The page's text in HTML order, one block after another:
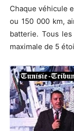
Chaque véhicule
ou 150 000 km,
batterie. Tous
maximale de 5